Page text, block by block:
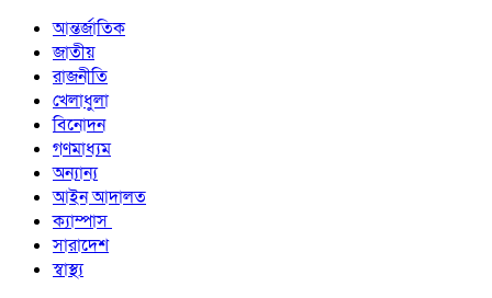
আন্তর্জাতিক
জাতীয়
রাজনীতি
খেলাধুলা
বিনোদন
গণমাধ্যম
অন্যান্য
আইন আদালত
ক্যাম্পাস
সারাদেশ
স্বাস্থ্য